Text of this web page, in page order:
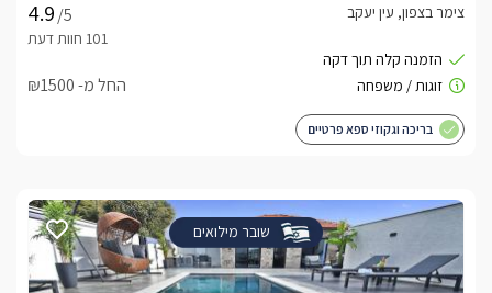
/5
צימר בצפון, עין יעקב
החל מ- ₪1500
בריכה וגקוזי ספא פרטיים
שובר מילואים